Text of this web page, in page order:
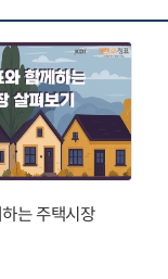
는 주택시장